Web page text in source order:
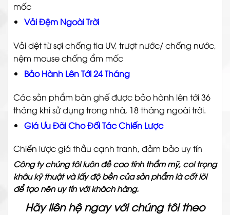
mốc
Vải Đệm Ngoài Trời
Vải dệt từ sợi chống tia UV, trượt nước/ chống nước,
nệm mouse chống ẩm mốc
Bảo Hành Lên Tới 24 Tháng
Các sản phẩm bàn ghế được bảo hành lên tới 36
tháng khi sử dụng trong nhà, 18 tháng ngoài trời.
Giá Ưu Đãi Cho Đối Tác Chiến Lược
Chiến lược giá thầu cạnh tranh, đảm bảo uy tín
Công ty chúng tôi luôn đề cao tính thẩm mỹ, coi trọng
khâu kỹ thuật và lấy độ bền của sản phẩm là cốt lõi
để tạo nên uy tín với khách hàng.
Hãy liên hệ ngay với chúng tôi theo